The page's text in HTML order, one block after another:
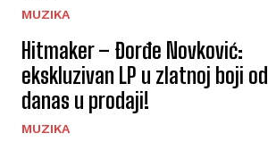
MUZIKA
Hitmaker – Đorđe Novković:
ekskluzivan LP u zlatnoj boji od
danas u prodaji!
MUZIKA